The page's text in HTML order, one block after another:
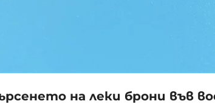
на леки брони във